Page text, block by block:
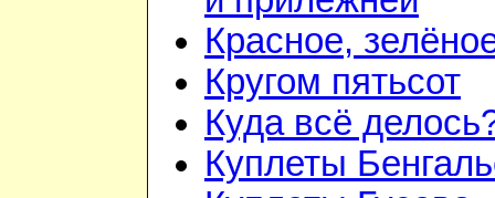
Красное,
Кругом пятьсот
Куда всё
Куплеты